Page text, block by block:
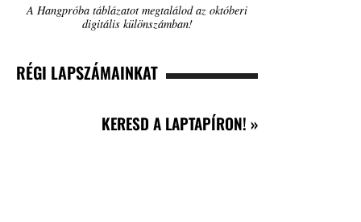
A Hangpróba táblázatot megtalálod az októberi
digitális különszámban!
RÉGI LAPSZÁMAINKAT
KERESD A LAPTAPÍRON! »